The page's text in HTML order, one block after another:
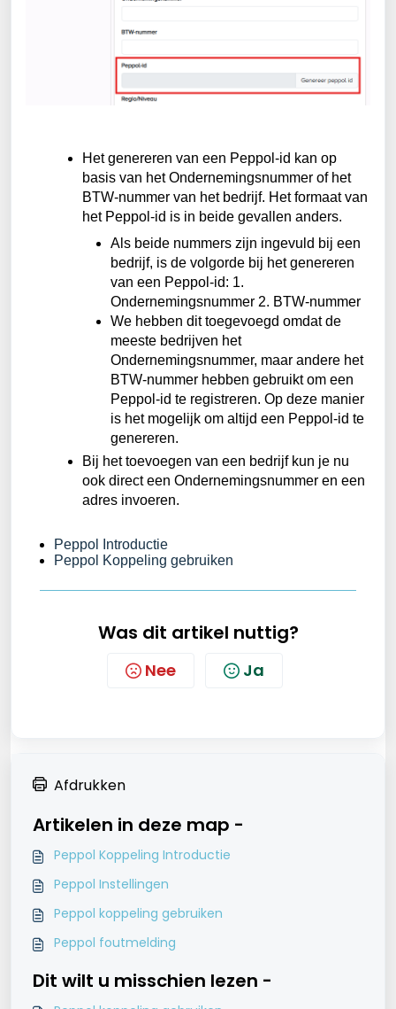
Het genereren van een Peppol-id kan op
basis van het Ondernemingsnummer of het
BTW-nummer van het bedrijf. Het formaat van
het Peppol-id is in beide gevallen anders.
Als beide nummers zijn ingevuld bij een
bedrijf, is de volgorde bij het genereren
van een Peppol-id: 1.
Ondernemingsnummer 2. BTW-nummer
We hebben dit toegevoegd omdat de
meeste bedrijven het
Ondernemingsnummer, maar andere het
BTW-nummer hebben gebruikt om een
Peppol-id te registreren. Op deze manier
is het mogelijk om altijd een Peppol-id te
genereren.
Bij het toevoegen van een bedrijf kun je nu
ook direct een Ondernemingsnummer en een
adres invoeren.
Peppol Introductie
Peppol Koppeling gebruiken
Was dit artikel nuttig?
Nee Ja
Afdrukken
Artikelen in deze map -
Peppol Koppeling Introductie
Peppol Instellingen
Peppol koppeling gebruiken
Peppol foutmelding
Dit wilt u misschien lezen -